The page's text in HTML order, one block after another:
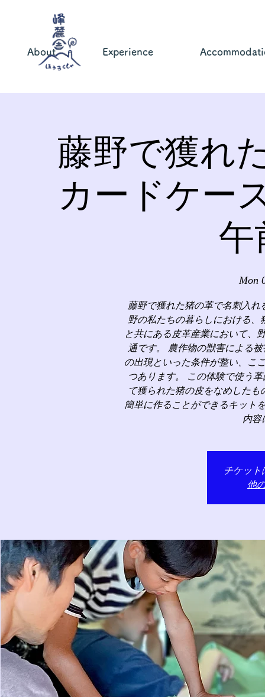
About Experience
藤野で獲れ
カードケー
午
Mon
藤野で獲れた猪の革で名刺入
野の私たちの暮らしにおける
と共にある皮革産業において、
通です。 農作物の獣害による
の出現といった条件が整い、こ
つあります。 この体験で使う
て獲られた猪の皮をなめした
簡単に作ることができるキット
内容
チケット
他